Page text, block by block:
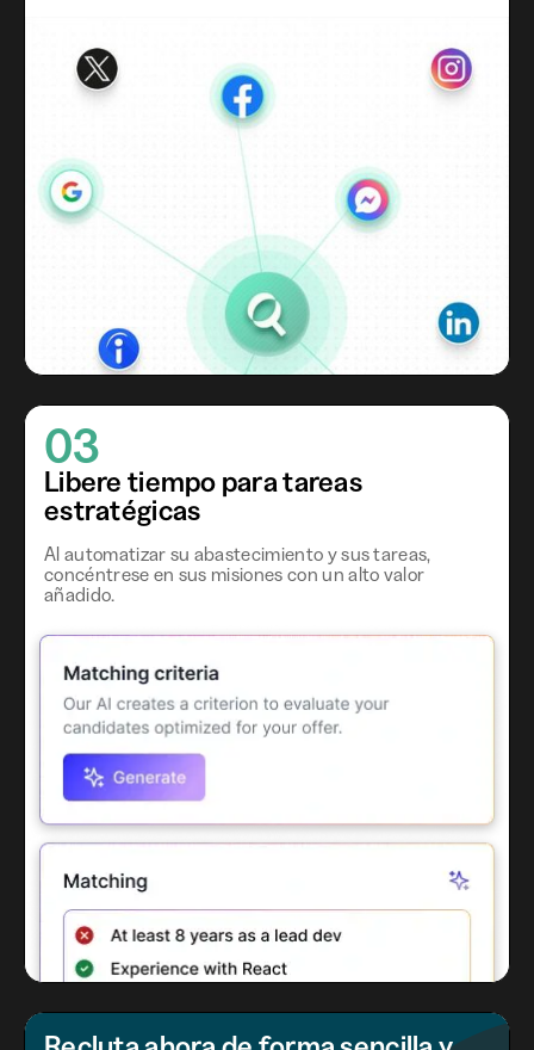
03
Libere tiempo para tareas
estratégicas
Al automatizar su abastecimiento y sus tareas,
concéntrese en sus misiones con un alto valor
añadido.